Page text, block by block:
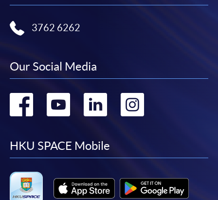
法例規定外，一切已繳費用，概不退還。
如須甄選入學，則正式收據並不可作為 閣下已獲
取錄的證明。學院將在截止報名日期後儘快通知申
免責聲明
本學院會力求在有關網頁上刊載的資訊正確和合時，但本學院
卻不能為這些資訊作出任何明確或隱含的保證。本學院尤其不
準確、資訊適合任何目的、資訊不含電腦病毒等。
3762 6262
Our Social Media
Go
facebook
Go
youtube
Go
linkedin
HKU SPACE Mobile